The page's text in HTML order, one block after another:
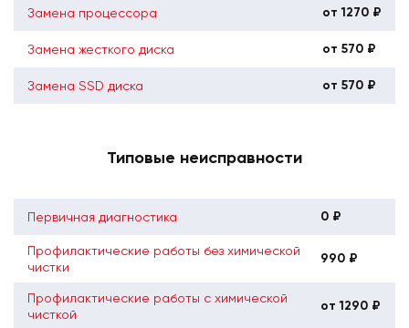
Замена процессора от 1270 ₽
Замена жесткого диска от 570 ₽
Замена SSD диска от 570 ₽
Типовые неисправности
Первичная диагностика 0 ₽
Профилактические работы без химической
чистки
990 ₽
Профилактические работы с химической
чисткой
от 1290 ₽